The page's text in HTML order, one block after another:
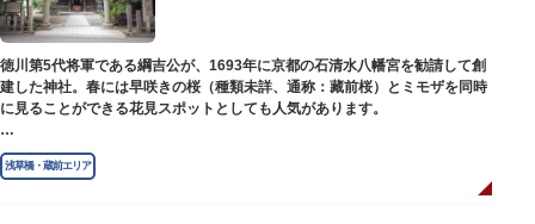
社務所では、社紋の七曜紋と月星紋がデザインされた御朱印帳の販売や、鳥
越祭の開催期間中は限定御朱印も頒布されます。
徳川第5代将軍である綱吉公が、1693年に京都の石清水八幡宮を勧請して創
建した神社。春には早咲きの桜（種類未詳、通称：藏前桜）とミモザを同時
に見ることができる花見スポットとしても人気があります。
江戸時代には勧進大相撲の開催地としても知られ、3大強豪力士の谷風、小
野川、雷電などの名力士による幾多の名勝負が繰り広げられ大いに賑わいを
見せました。また、御神輿は昭和の名工・志布景彩（しふけいさい）による
浅草橋・蔵前エリア